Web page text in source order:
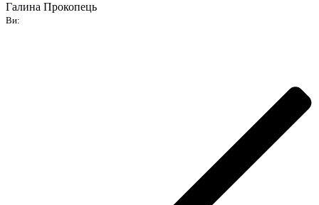
Галина Прокопець
Ви: